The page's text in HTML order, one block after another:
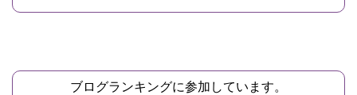
ブログランキングに参加しています。